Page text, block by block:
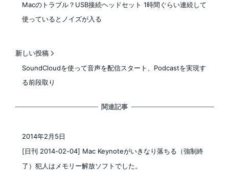
Macのトラブル？USB接続ヘッドセット 1時間ぐらい連続して
使っているとノイズが入る
新しい投稿
SoundCloudを使って音声を配信スタート、Podcastを実現す
る前段取り
関連記事
[日刊 2014-02-04] Mac Keynoteがいきなり落ちる（強制終
了）犯人はメモリー解放ソフトでした。
2014年2月5日